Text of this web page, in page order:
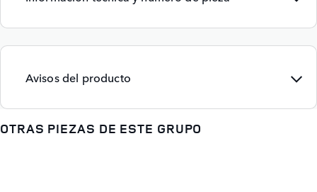
Avisos del producto
OTRAS PIEZAS DE ESTE GRUPO